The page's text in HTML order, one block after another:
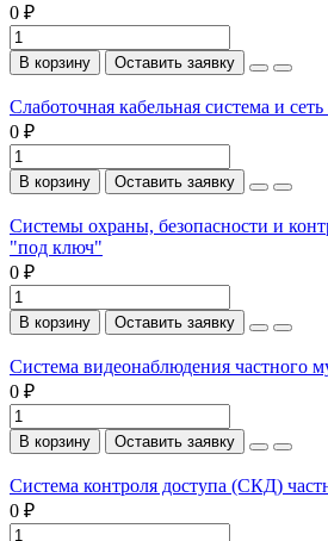
0 ₽
В корзину Оставить заявку
Слаботочная кабельная система и
0 ₽
В корзину Оставить заявку
Системы охраны, безопасности и
"под ключ"
0 ₽
В корзину Оставить заявку
Система видеонаблюдения частного
0 ₽
В корзину Оставить заявку
Система контроля доступа (СКД)
0 ₽